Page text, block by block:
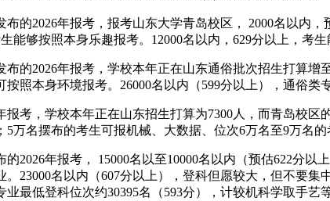
2026年报考，报考山东大学青岛校区， 2000名以内，
能够按照本身乐趣报考。12000名以内，629分以上，考
2026年报考，学校本年正在山东通俗批次招生打算增
按照本身环境报考。26000名以内（599分以上），通俗类
，学校本年正在山东招生打算为7300人，而青岛校区
万名摆布的考生可报机械、大数据、位次6万名至9万名
年报考， 15000名以至10000名以内（预估622分以
。23000名以内（607分以上），登科但愿较大，但不要
最低登科位次约30395名（593分），计较机科学取手艺